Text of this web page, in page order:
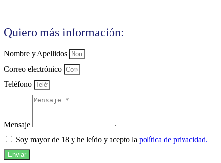
Quiero más información:
Nombre y Apellidos
Correo electrónico
Teléfono
Mensaje
Soy mayor de 18 y he leído y acepto la política de privacidad.
Enviar